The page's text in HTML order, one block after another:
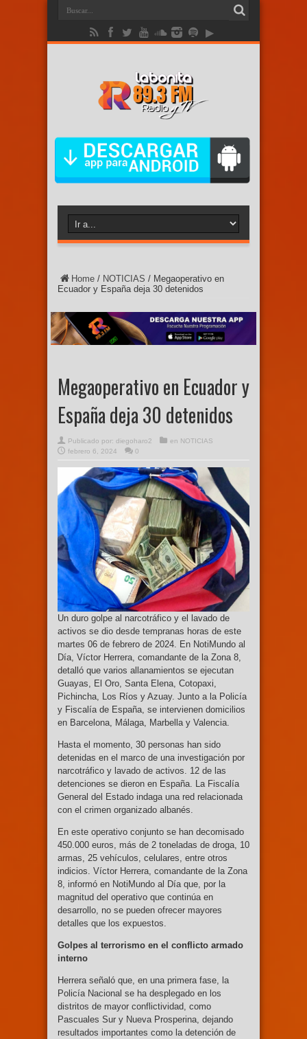
Home / NOTICIAS / Megaoperativo en
Ecuador y España deja 30 detenidos
Megaoperativo en Ecuador y
España deja 30 detenidos
Publicado por: diegoharo2 en NOTICIAS
febrero 6, 2024
0
Un duro golpe al narcotráfico y el lavado de
activos se dio desde tempranas horas de este
martes 06 de febrero de 2024. En NotiMundo al
Día, Víctor Herrera, comandante de la Zona 8,
detalló que varios allanamientos se ejecutan
Guayas, El Oro, Santa Elena, Cotopaxi,
Pichincha, Los Ríos y Azuay. Junto a la Policía
y Fiscalía de España, se intervienen domicilios
en Barcelona, Málaga, Marbella y Valencia.
Hasta el momento, 30 personas han sido
detenidas en el marco de una investigación por
narcotráfico y lavado de activos. 12 de las
detenciones se dieron en España. La Fiscalía
General del Estado indaga una red relacionada
con el crimen organizado albanés.
En este operativo conjunto se han decomisado
450.000 euros, más de 2 toneladas de droga, 10
armas, 25 vehículos, celulares, entre otros
indicios. Víctor Herrera, comandante de la Zona
8, informó en NotiMundo al Día que, por la
magnitud del operativo que continúa en
desarrollo, no se pueden ofrecer mayores
detalles que los expuestos.
Golpes al terrorismo en el conflicto armado
interno
Herrera señaló que, en una primera fase, la
Policía Nacional se ha desplegado en los
distritos de mayor conflictividad, como
Pascuales Sur y Nueva Prosperina, dejando
resultados importantes como la detención de